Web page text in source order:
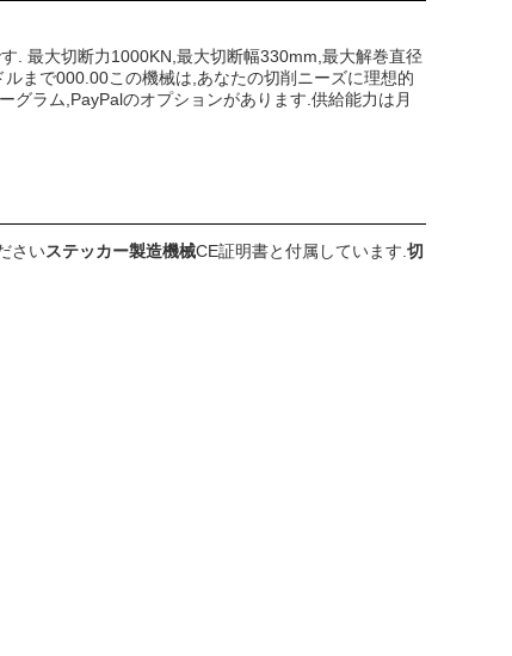
. 最大切断力1000KN,最大切断幅330mm,最大解巻直径
まで000.00この機械は,あなたの切削ニーズに理想的
グラム,PayPalのオプションがあります.供給能力は月
さいステッカー製造機械CE証明書と付属しています. 切